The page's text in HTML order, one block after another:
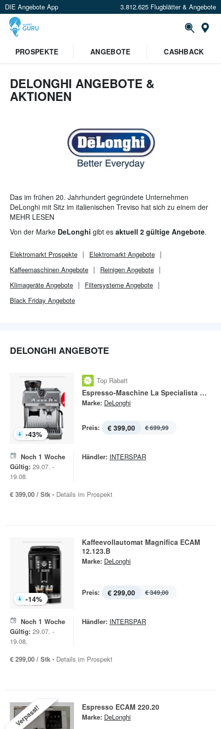
DIE Angebote App 3.812.625 Flugblätter & Angebote
PROSPEKTE ANGEBOTE CASHBACK
DELONGHI ANGEBOTE &
AKTIONEN
Das im frühen 20. Jahrhundert gegründete Unternehmen
DeLonghi mit Sitz im italienischen Treviso hat sich zu einem der
wichtigsten Lieferanten der Hausgeräteindustrie entwickelt. Mit
seinen Espressomaschinen und Kaffeevollautomaten starten die
Kunden gestärkt in den Tag.
MEHR LESEN
Von der Marke DeLonghi gibt es aktuell 2 gültige Angebote.
Elektromarkt Prospekte Elektromarkt Angebote
Kaffeemaschinen Angebote
Reinigen Angebote
Klimageräte Angebote
Filtersysteme Angebote
Black Friday Angebote
DELONGHI ANGEBOTE
-43%
Top Rabatt
Espresso-Maschine La Specialista Arte Evo EC9255.M
Marke: DeLonghi
Preis: € 399,00 € 699,99
Noch 1 Woche
Gültig: 29.07. -
19.08.
Händler: INTERSPAR
€ 399,00 / Stk - Details im Prospekt
-14%
Kaffeevollautomat Magnifica ECAM
12.123.B
Marke: DeLonghi
Preis: € 299,00 € 349,00
Noch 1 Woche
Gültig: 29.07. -
19.08.
Händler: INTERSPAR
€ 299,00 / Stk - Details im Prospekt
Verpasst! Espresso ECAM 220.20
Marke: DeLonghi